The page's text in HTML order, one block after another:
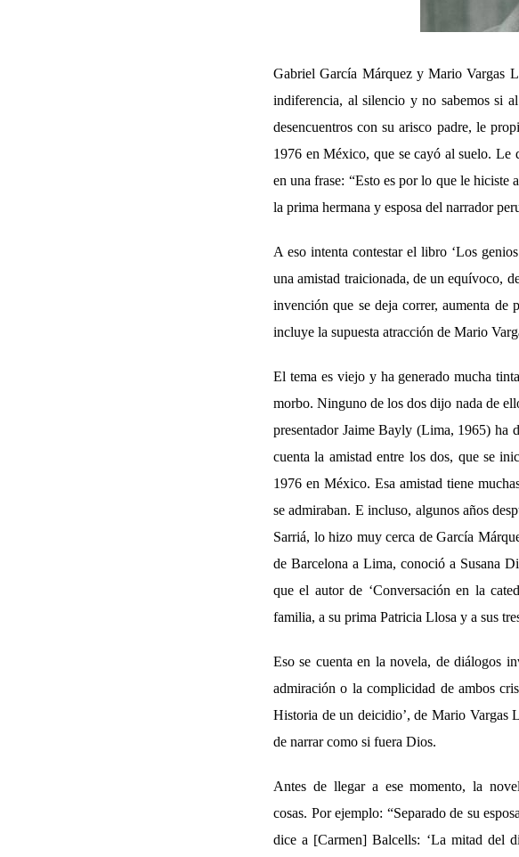
Gabriel García Márquez y Mario Vargas
indiferencia, al silencio y no sabemos si
desencuentros con su arisco padre, le
1976 en México, que se cayó al suelo. Le
en una frase: “Esto es por lo que le hiciste
la prima hermana y esposa del narrador
A eso intenta contestar el libro ‘Los
una amistad traicionada, de un equívoco,
invención que se deja correr, aumenta de
incluye la supuesta atracción de Mario
El tema es viejo y ha generado mucha
morbo. Ninguno de los dos dijo nada de
presentador Jaime Bayly (Lima, 1965) ha
cuenta la amistad entre los dos, que se
1976 en México. Esa amistad tiene
se admiraban. E incluso, algunos años
Sarriá, lo hizo muy cerca de García
de Barcelona a Lima, conoció a Susana
que el autor de ‘Conversación en la
familia, a su prima Patricia Llosa y a sus
Eso se cuenta en la novela, de diálogos
admiración o la complicidad de ambos
Historia de un deicidio’, de Mario Vargas
de narrar como si fuera Dios.
Antes de llegar a ese momento, la
cosas. Por ejemplo: “Separado de su
dice a [Carmen] Balcells: ‘La mitad del